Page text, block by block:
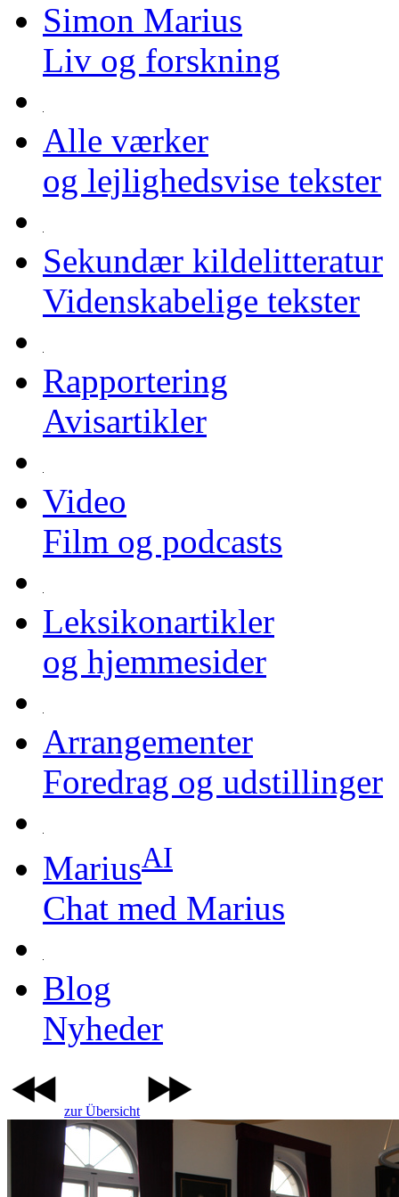
Simon Marius
Liv og forskning
Alle værker
og lejlighedsvise tekster
Sekundær kildelitteratur
Videnskabelige tekster
Rapportering
Avisartikler
Video
Film og podcasts
Leksikonartikler
og hjemmesider
Arrangementer
Foredrag og udstillinger
MariusAI
Chat med Marius
Blog
Nyheder
zur Übersicht